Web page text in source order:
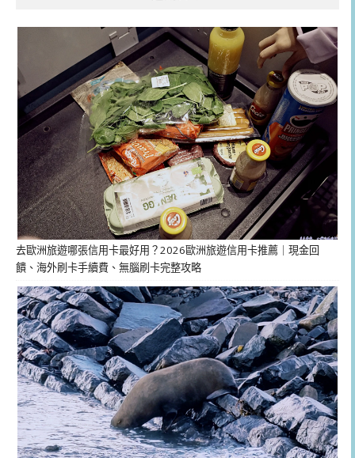
去歐洲旅遊哪張信用卡最好用？2026歐洲旅遊信用卡推薦｜現金回
饋、海外刷卡手續費、無腦刷卡完整攻略